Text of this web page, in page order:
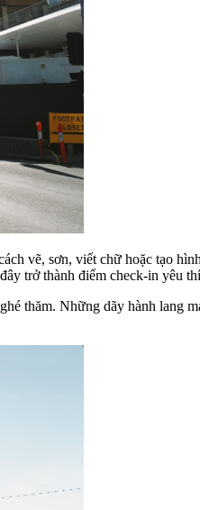
vẽ, sơn, viết chữ hoặc tạo
trở thành điểm check-in yêu
thăm. Những dãy hành lang